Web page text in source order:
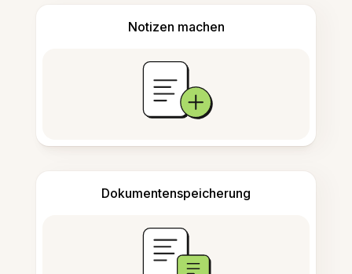
Notizen machen
Dokumentenspeicherung